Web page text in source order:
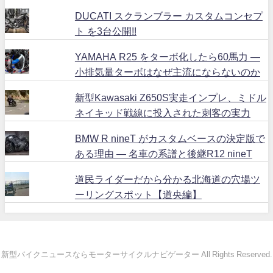
DUCATI スクランブラー カスタムコンセプ
ト を3台公開!!
YAMAHA R25 をターボ化したら60馬力 ―
小排気量ターボはなぜ主流にならないのか
新型Kawasaki Z650S実走インプレ、ミドル
ネイキッド戦線に投入された刺客の実力
BMW R nineT がカスタムベースの決定版で
ある理由 ― 名車の系譜と後継R12 nineT
道民ライダーだから分かる北海道の穴場ツ
ーリングスポット【道央編】
新型バイクニュースならモーターサイクルナビゲーター All Rights Reserved.